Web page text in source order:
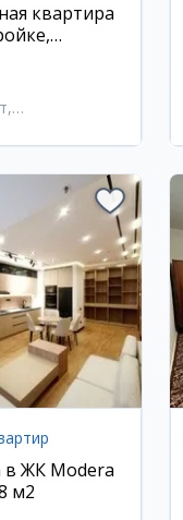
квартира
в ЖК Modera
м2